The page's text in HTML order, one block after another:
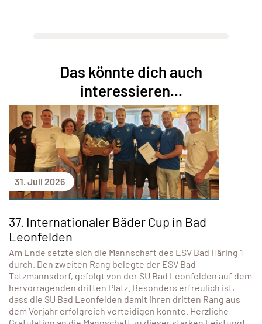
Das könnte dich auch
interessieren...
31. Juli 2026
37. Internationaler Bäder Cup in Bad
Leonfelden
Am Ende setzte sich die Mannschaft des ESV Bad Häring 1
durch. Den zweiten Rang belegte der ESV Bad
Tatzmannsdorf, gefolgt von der SU Bad Leonfelden auf dem
hervorragenden dritten Platz. Besonders erfreulich ist,
dass die SU Bad Leonfelden damit ihren dritten Rang aus
dem Vorjahr erfolgreich verteidigen konnte. Herzliche